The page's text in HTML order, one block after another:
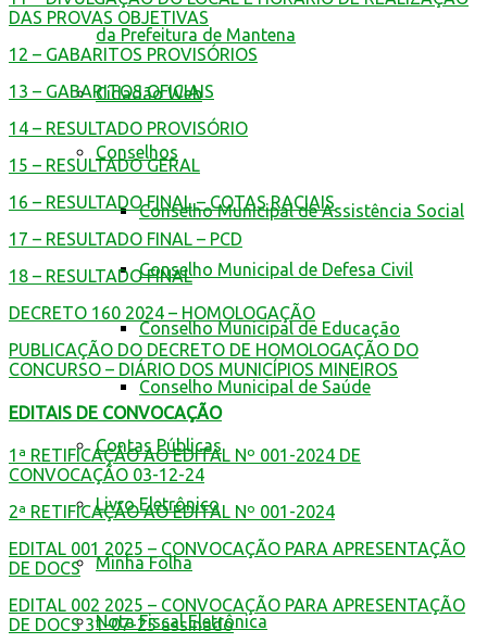
da Prefeitura de Mantena
Cidadão Web
Conselhos
Conselho Municipal de Assistência Social
Conselho Municipal de Defesa Civil
Conselho Municipal de Educação
Conselho Municipal de Saúde
Contas Públicas
Livro Eletrônico
Minha Folha
Nota Fiscal Eletrônica
DAS PROVAS OBJETIVAS
12 – GABARITOS PROVISÓRIOS
13 – GABARITOS OFICIAIS
14 – RESULTADO PROVISÓRIO
15 – RESULTADO GERAL
16 – RESULTADO FINAL – COTAS RACIAIS
17 – RESULTADO FINAL – PCD
18 – RESULTADO FINAL
DECRETO 160 2024 – HOMOLOGAÇÃO
PUBLICAÇÃO DO DECRETO DE HOMOLOGAÇÃO DO
CONCURSO – DIÁRIO DOS MUNICÍPIOS MINEIROS
EDITAIS DE CONVOCAÇÃO
1ª RETIFICAÇÃO AO EDITAL Nº 001-2024 DE
CONVOCAÇÃO 03-12-24
2ª RETIFICAÇÃO AO EDITAL Nº 001-2024
EDITAL 001 2025 – CONVOCAÇÃO PARA APRESENTAÇÃO
DE DOCS
EDITAL 002 2025 – CONVOCAÇÃO PARA APRESENTAÇÃO
DE DOCS 31-07-25 assinado